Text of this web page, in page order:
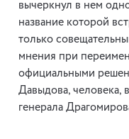
вычеркнул в нем
название которой
только
мнения при
официальными
Давыдова, человека,
генерала